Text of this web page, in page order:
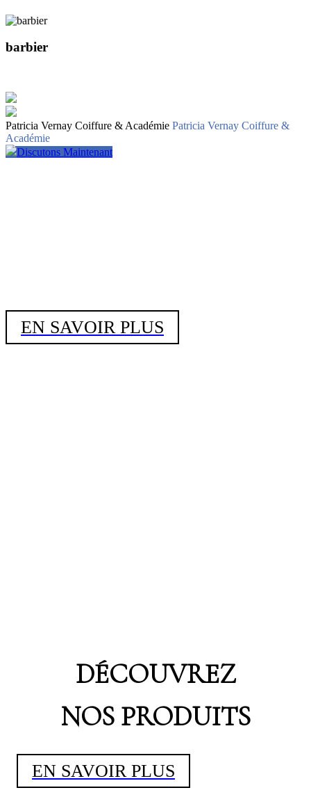
barbier
Patricia Vernay Coiffure & Académie Patricia Vernay Coiffure &
Académie
Discutons Maintenant
EN SAVOIR PLUS
DÉCOUVREZ
NOS PRODUITS
EN SAVOIR PLUS